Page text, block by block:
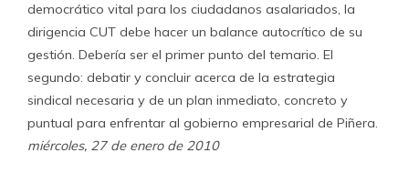
democrático vital para los ciudadanos asalariados, la
dirigencia CUT debe hacer un balance autocrítico de su
gestión. Debería ser el primer punto del temario. El
segundo: debatir y concluir acerca de la estrategia
sindical necesaria y de un plan inmediato, concreto y
puntual para enfrentar al gobierno empresarial de Piñera.
miércoles, 27 de enero de 2010